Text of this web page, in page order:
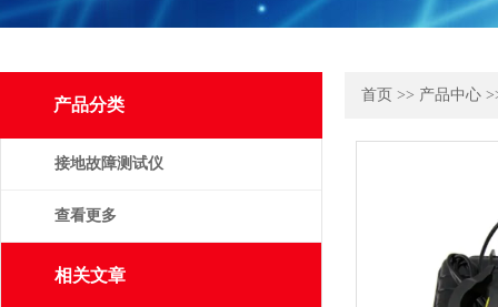
产品分类
接地故障测试仪
查看更多
相关文章
首页 >> 产品中心